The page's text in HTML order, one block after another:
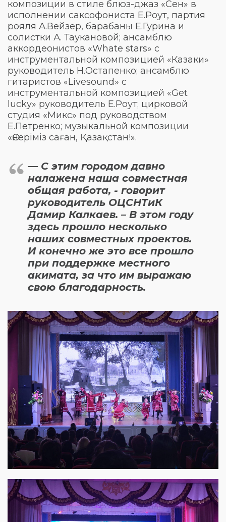
композиции в стиле блюз-джаз «Сен» в
исполнении саксофониста Е.Роут, партия
рояля А.Вейзер, барабаны Е.Гурина и
солистки А. Таукановой; ансамблю
аккордеонистов «Whate stars» с
инструментальной композицией «Казаки»
руководитель Н.Остапенко; ансамблю
гитаристов «Livesound» с
инструментальной композицией «Get
lucky» руководитель Е.Роут; цирковой
студия «Микс» под руководством
Е.Петренко; музыкальной композиции
«Өнеріміз саған, Қазақстан!».
— С этим городом давно
налажена наша совместная
общая работа, - говорит
руководитель ОЦСНТиК
Дамир Калкаев. – В этом году
здесь прошло несколько
наших совместных проектов.
И конечно же это все прошло
при поддержке местного
акимата, за что им выражаю
свою благодарность.